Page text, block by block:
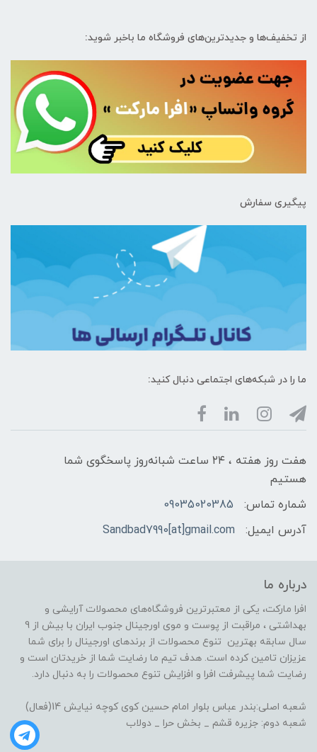
از تخفیف‌ها و جدیدترین‌های فروشگاه ما باخبر شوید:
پیگیری سفارش
ما را در شبکه‌های اجتماعی دنبال کنید:
هفت روز هفته ، ۲۴ ساعت شبانه‌روز پاسخگوی شما
هستیم
شماره تماس:
09035020385
آدرس ایمیل:
Sandbad7990[at]gmail.com
درباره ما
افرا مارکت، یکی از معتبرترین فروشگاه‌های محصولات آرایشی و
بهداشتی ، مراقبت از پوست و موی اورجینال جنوب ایران با بیش از 9
سال سابقه بهترین تنوع محصولات از برندهای اورجینال را برای شما
عزیزان تامین کرده است. هدف تیم ما رضایت شما از خریدتان است و
رضایت شما پیشرفت افرا و افزایش تنوع محصولات را به دنبال دارد.
شعبه اصلی:بندر عباس بلوار امام حسین کوی کوچه نیایش 14(فعال)
شعبه دوم: جزیره قشم _ بخش حرا _ دولاب